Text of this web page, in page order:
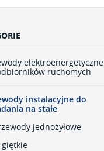
elektroenergetyczne
ruchomych
instalacyjne do
na stałe
jednożyłowe
giętkie